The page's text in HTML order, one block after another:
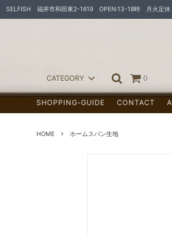
SELFISH 福井市和田東2-1619 OPEN:13-18時 月火定休
0
CATEGORY
ペンダントライト
スポット/シーリング
SHOPPING-GUIDE CONTACT
HOME ホームスパン生地